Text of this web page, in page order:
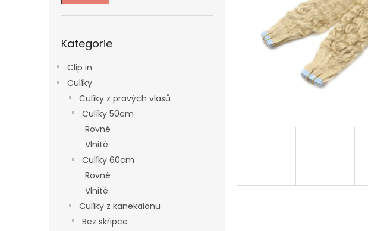
kategorie
Kategorie
Clip in
Culíky
Culíky z pravých vlasů
Culíky 50cm
Rovné
Vlnité
Culíky 60cm
Rovné
Vlnité
Culíky z kanekalonu
Bez skřipce